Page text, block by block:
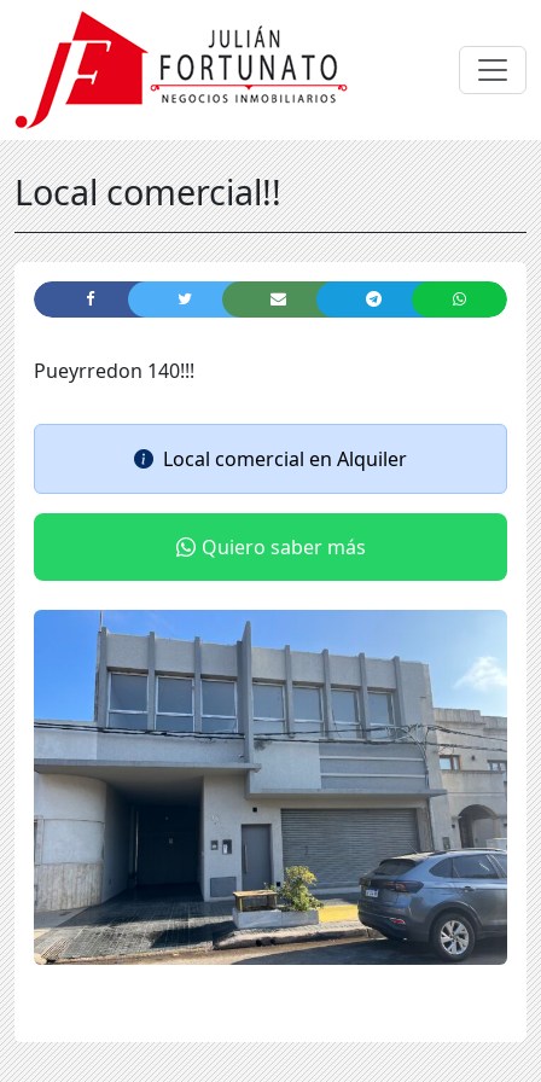
Local comercial!!
Pueyrredon 140!!!
Local comercial en Alquiler
Quiero saber más